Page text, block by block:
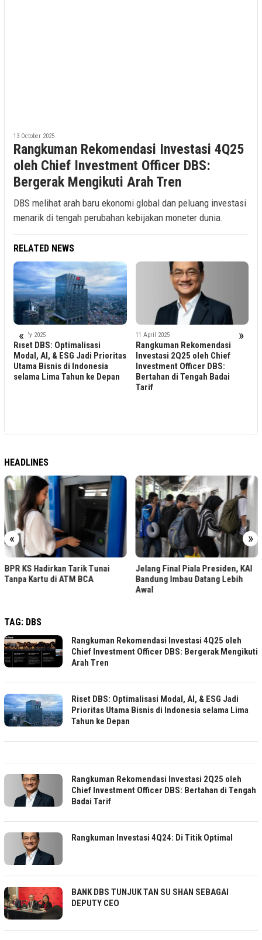
13 October 2025
Rangkuman Rekomendasi Investasi 4Q25
oleh Chief Investment Officer DBS:
Bergerak Mengikuti Arah Tren
DBS melihat arah baru ekonomi global dan peluang investasi
menarik di tengah perubahan kebijakan moneter dunia.
RELATED NEWS
« »
24 July 2025
Riset DBS: Optimalisasi
Modal, AI, & ESG Jadi Prioritas
Utama Bisnis di Indonesia
selama Lima Tahun ke Depan
11 April 2025
Rangkuman Rekomendasi
Investasi 2Q25 oleh Chief
Investment Officer DBS:
Bertahan di Tengah Badai
Tarif
HEADLINES
« »
BPR KS Hadirkan Tarik Tunai
Tanpa Kartu di ATM BCA
Jelang Final Piala Presiden, KAI
Bandung Imbau Datang Lebih
Awal
TAG: DBS
Rangkuman Rekomendasi Investasi 4Q25 oleh
Chief Investment Officer DBS: Bergerak Mengikuti
Arah Tren
Riset DBS: Optimalisasi Modal, AI, & ESG Jadi
Prioritas Utama Bisnis di Indonesia selama Lima
Tahun ke Depan
Rangkuman Rekomendasi Investasi 2Q25 oleh
Chief Investment Officer DBS: Bertahan di Tengah
Badai Tarif
Rangkuman Investasi 4Q24: Di Titik Optimal
BANK DBS TUNJUK TAN SU SHAN SEBAGAI
DEPUTY CEO